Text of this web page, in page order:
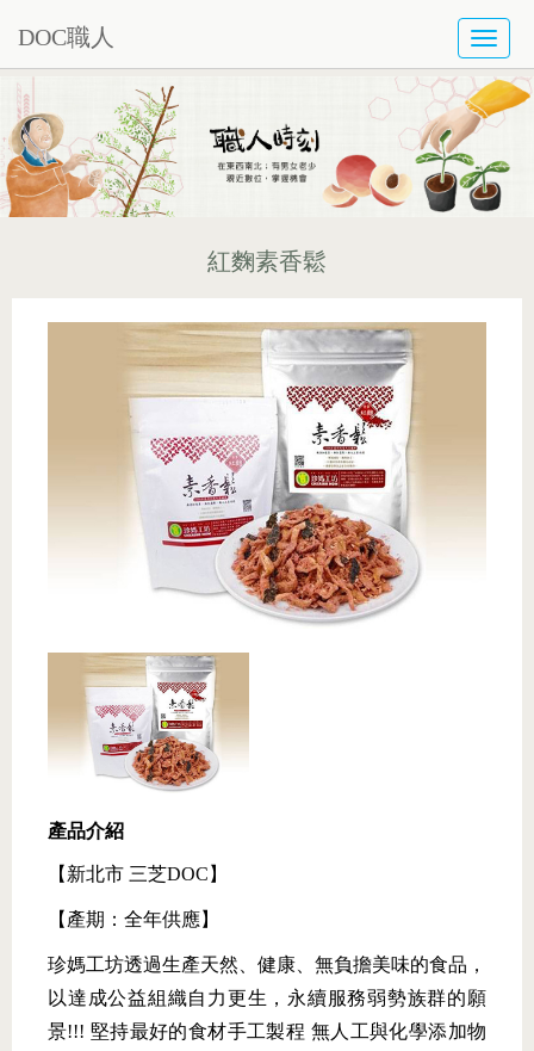
DOC職人
紅麴素香鬆
產品介紹
【新北市 三芝DOC】
【產期：全年供應】
珍媽工坊透過生產天然、健康、無負擔美味的食品，
以達成公益組織自力更生，永續服務弱勢族群的願
景!!! 堅持最好的食材手工製程 無人工與化學添加物